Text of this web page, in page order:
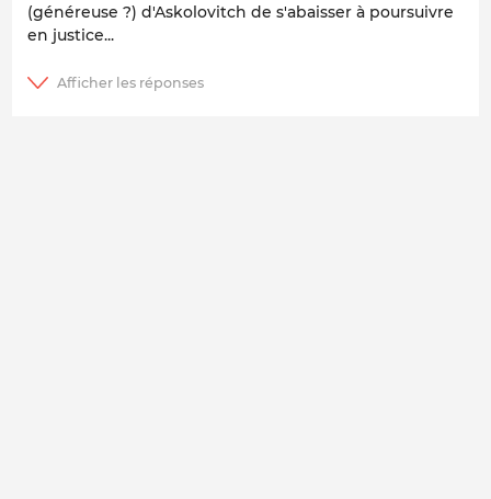
(généreuse ?) d'Askolovitch de s'abaisser à poursuivre
en justice...